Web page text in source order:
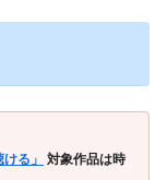
る」
対象作品は時